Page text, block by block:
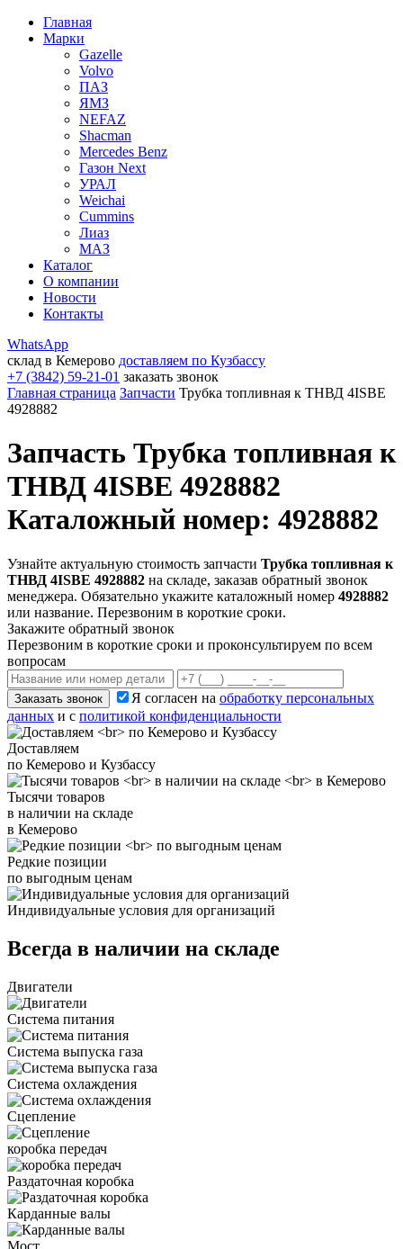
Главная
Марки
Gazelle
Volvo
ПАЗ
ЯМЗ
NEFAZ
Shacman
Mercedes Benz
Газон Next
УРАЛ
Weichai
Cummins
Лиаз
МАЗ
Каталог
О компании
Новости
Контакты
WhatsApp
склад в Кемерово доставляем по Кузбассу
+7 (3842) 59-21-01 заказать звонок
Главная страница Запчасти Трубка топливная к ТНВД 4ISBE
4928882
Запчасть Трубка топливная к
ТНВД 4ISBE 4928882
Каталожный номер: 4928882
Узнайте актуальную стоимость запчасти Трубка топливная к
ТНВД 4ISBE 4928882 на складе, заказав обратный звонок
менеджера. Обязательно укажите каталожный номер 4928882
или название. Перезвоним в короткие сроки.
Закажите обратный звонок
Перезвоним в короткие сроки и проконсультируем по всем
вопросам
Заказать звонок Я согласен на обработку персональных
данных и с политикой конфиденциальности
Доставляем
по Кемерово и Кузбассу
Тысячи товаров
в наличии на складе
в Кемерово
Редкие позиции
по выгодным ценам
Индивидуальные условия для организаций
Всегда в наличии на складе
Двигатели
Система питания
Система выпуска газа
Система охлаждения
Сцепление
коробка передач
Раздаточная коробка
Карданные валы
Мост